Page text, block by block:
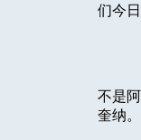
们今
不是
奎纳